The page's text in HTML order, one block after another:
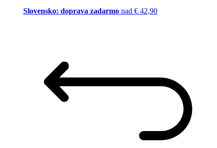
Slovensko: doprava zadarmo nad € 42,90